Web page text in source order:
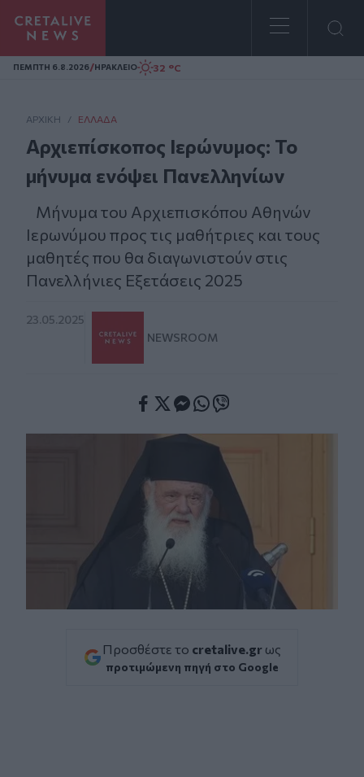
Homepage
ΠΕΜΠΤΗ 6.8.2026/ΗΡΑΚΛΕΙΟ 32 °C
ΑΡΧΙΚΗ / ΕΛΛΆΔΑ
Αρχιεπίσκοπος Ιερώνυμος: Το
μήνυμα ενόψει Πανελληνίων
Μήνυμα του Αρχιεπισκόπου Αθηνών
Ιερωνύμου προς τις μαθήτριες και τους
μαθητές που θα διαγωνιστούν στις
Πανελλήνιες Εξετάσεις 2025
23.05.2025
NEWSROOM
Προσθέστε το cretalive.gr ως
προτιμώμενη πηγή στο Google